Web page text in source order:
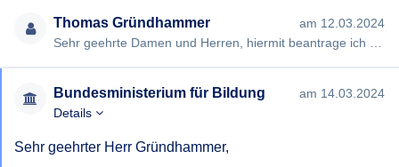
Thomas Gründhammer
am 12.03.2024
Bundesministerium für Bildung
am 14.03.2024
Details
Sehr geehrter Herr Gründhammer,